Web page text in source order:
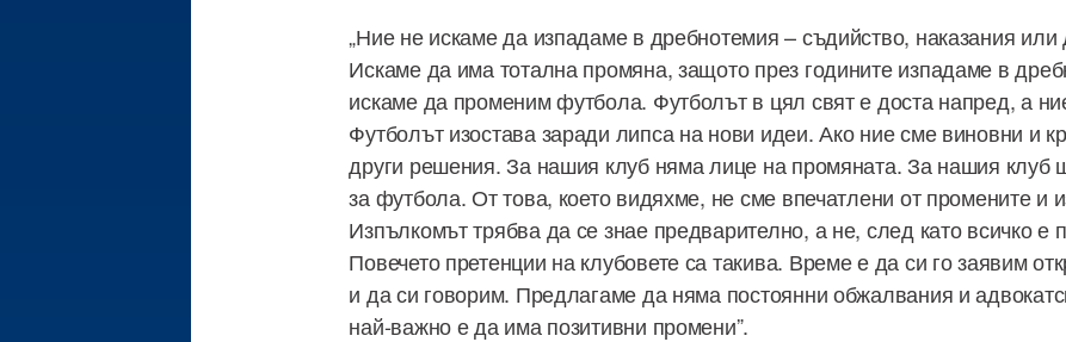
„Ние не искаме да изпадаме в дребнотемия – съдийство, наказания
Искаме да има тотална промяна, защото през годините изпадаме в
искаме да променим футбола. Футболът в цял свят е доста напред, а
Футболът изостава заради липса на нови идеи. Ако ние сме виновни и
други решения. За нашия клуб няма лице на промяната. За нашия клуб
за футбола. От това, което видяхме, не сме впечатлени от промените и
Изпълкомът трябва да се знае предварително, а не, след като всичко е
Повечето претенции на клубовете са такива. Време е да си го заявим
и да си говорим. Предлагаме да няма постоянни обжалвания и
най-важно е да има позитивни промени”.